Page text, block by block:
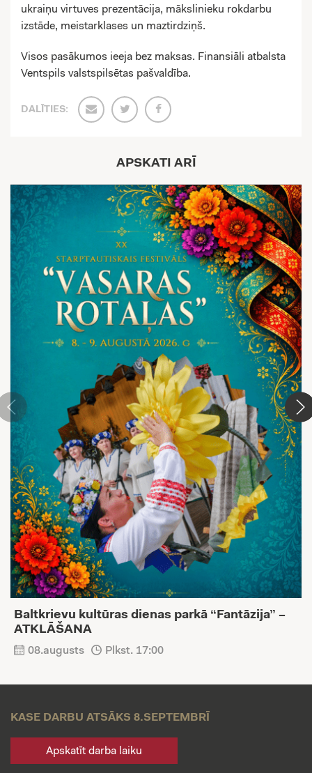
ukraiņu virtuves prezentācija, mākslinieku rokdarbu
izstāde, meistarklases un maztirdziņš.
Visos pasākumos ieeja bez maksas. Finansiāli atbalsta
Ventspils valstspilsētas pašvaldība.
DALĪTIES:
APSKATI ARĪ
Baltkrievu kultūras dienas parkā “Fantāzija” –
ATKLĀŠANA
08.augusts Plkst. 17:00
KASE DARBU ATSĀKS 8.SEPTEMBRĪ
Apskatīt darba laiku